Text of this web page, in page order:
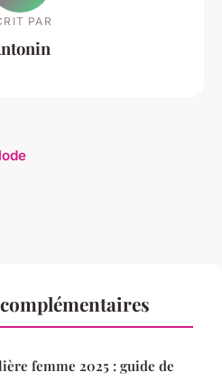
PAR
femme 2025 : guide de